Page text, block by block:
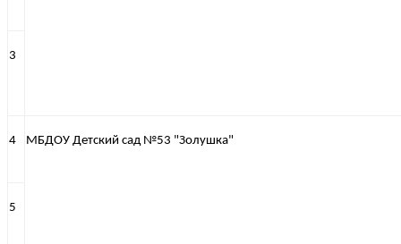
3
4 МБДОУ Детский сад №53 "Золушка"
5